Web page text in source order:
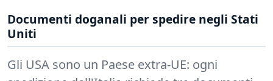
Documenti doganali per spedire negli Stati
Uniti
Gli USA sono un Paese extra-UE: ogni